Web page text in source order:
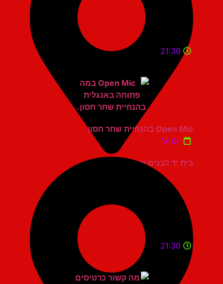
בית יד לבנים אשדוד
21:30
Open Mic בהנחיית שחר חסון
יום א'
21:30